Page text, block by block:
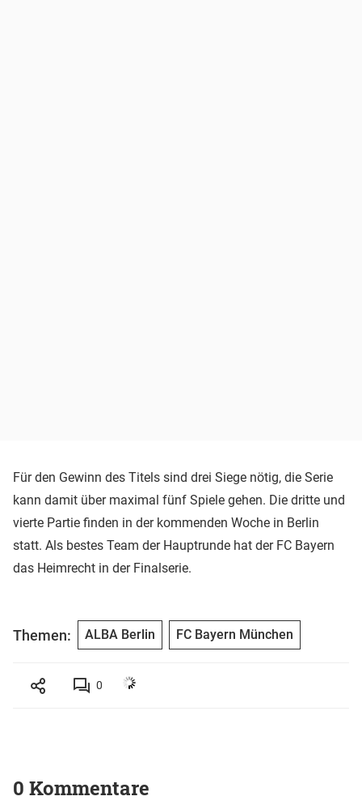
Für den Gewinn des Titels sind drei Siege nötig, die Serie
kann damit über maximal fünf Spiele gehen. Die dritte und
vierte Partie finden in der kommenden Woche in Berlin
statt. Als bestes Team der Hauptrunde hat der FC Bayern
das Heimrecht in der Finalserie.
Themen: ALBA Berlin FC Bayern München
0
0 Kommentare